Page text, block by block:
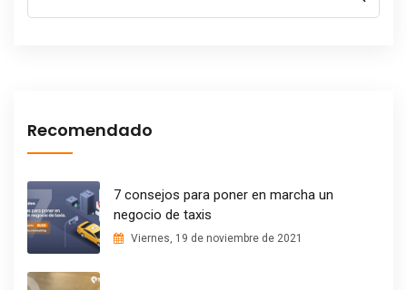
Recomendado
7 consejos para poner en marcha un
negocio de taxis
Viernes, 19 de noviembre de 2021